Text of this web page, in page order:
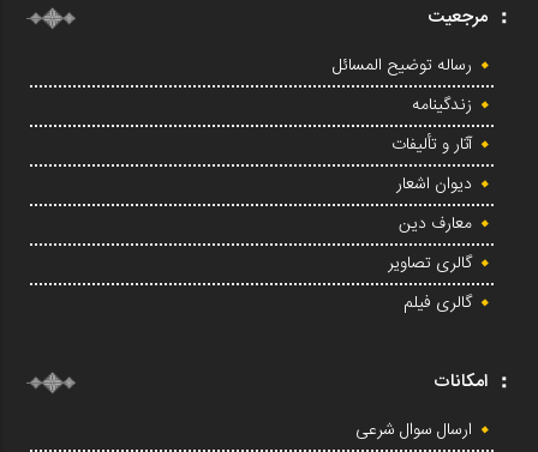
مرجعیت
رساله توضیح المسائل
زندگینامه
آثار و تألیفات
دیوان اشعار
معارف دین
گالری تصاویر
گالری فیلم
امکانات
ارسال سوال شرعی